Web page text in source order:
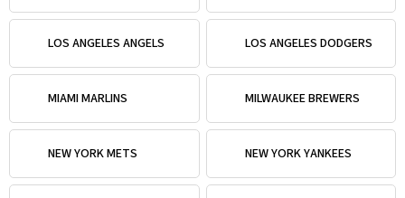
LOS ANGELES ANGELS LOS ANGELES DODGERS
MIAMI MARLINS MILWAUKEE BREWERS
NEW YORK METS NEW YORK YANKEES